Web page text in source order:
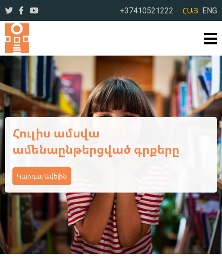
+37410521222 ՀԱՅ ENG
Ամառային օրեր՝ լի
ընթերցանությամբ ու
բացահայտումներով
Կարդալ Ավելին